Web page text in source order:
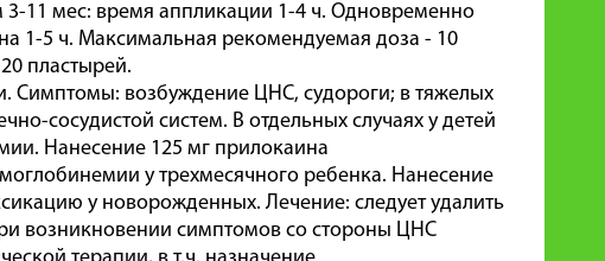
3-11 мес: время аппликации 1-4 ч. Одновременно
1-5 ч. Максимальная рекомендуемая доза - 10
пластырей.
Симптомы: возбуждение ЦНС, судороги; в тяжелых
сосудистой систем. В отдельных случаях у детей
Нанесение 125 мг прилокаина
у трехмесячного ребенка. Нанесение
у новорожденных. Лечение: следует удалить
возникновении симптомов со стороны ЦНС